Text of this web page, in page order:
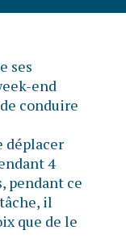
ses
end
conduire
déplacer
4
pendant ce
il
que de le